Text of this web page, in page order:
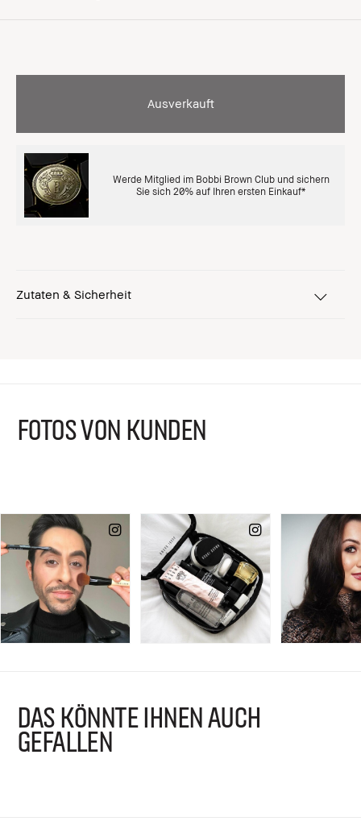
Ausverkauft
Werde Mitglied im Bobbi Brown Club und sichern
Sie sich 20% auf Ihren ersten Einkauf*
Zutaten & Sicherheit
FOTOS VON KUNDEN
DAS KÖNNTE IHNEN AUCH
GEFALLEN